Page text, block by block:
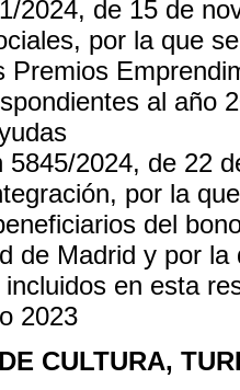
2024, de 15 de
por la que
Premios
al año
5845/2024, de 22
por la
del
de Madrid y por
en esta
2023
CULTURA,